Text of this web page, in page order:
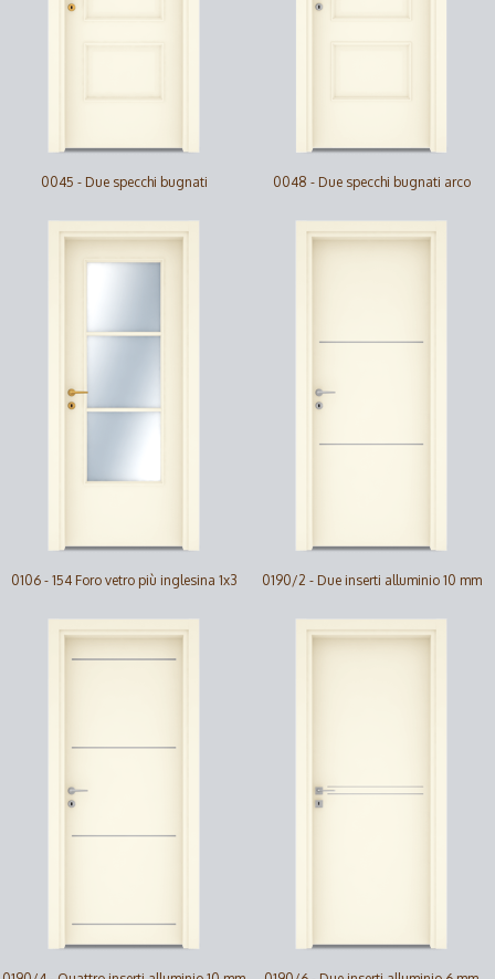
0045 - Due specchi bugnati 0048 - Due specchi bugnati arco
0106 - 154 Foro vetro più inglesina 1x3 0190/2 - Due inserti alluminio 10 mm